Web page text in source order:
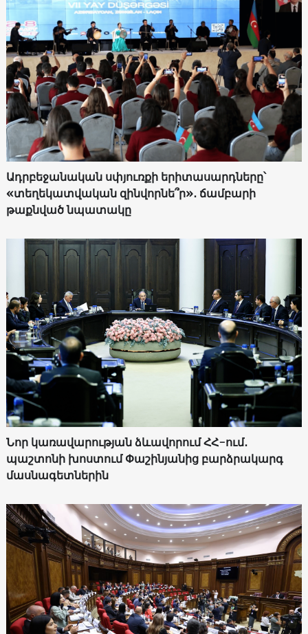
Ադրբեջանական սփյուռքի երիտասարդները՝
«տեղեկատվական զինվորնե՞ր»․ ճամբարի
թաքնված նպատակը
Նոր կառավարության ձևավորում ՀՀ-ում․
պաշտոնի խոստում Փաշինյանից բարձրակարգ
մասնագետներին